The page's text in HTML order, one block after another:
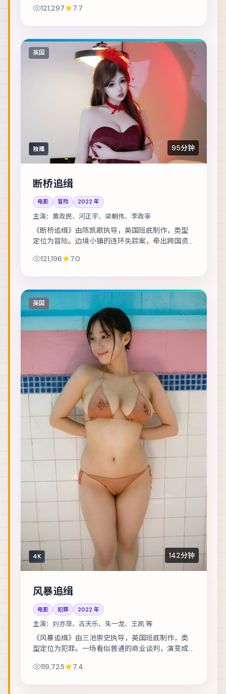
切特、段奕宏 等，表演层次丰富。节奏层层...
121,297 7.7
英国
独播 95分钟
断桥追缉
电影 冒险 2022 年
主演： 黄政民、河正宇、梁朝伟、李政宰
《断桥追缉》由陈凯歌执导，英国班底制作，类型
定位为冒险。边境小镇的连环失踪案，牵出跨国资
等，表演层次丰富。美术与声音设计共同营造沉...
121,196 7.0
英国
4K 142分钟
风暴追缉
电影 犯罪 2022 年
主演： 刘亦菲、古天乐、朱一龙、王凯 等
《风暴追缉》由三池崇史执导，英国班底制作，类
型定位为犯罪。一场看似普通的商业谈判，演变成
一龙 等，表演层次丰富。镜头语言克制而富有张...
119,725 7.4